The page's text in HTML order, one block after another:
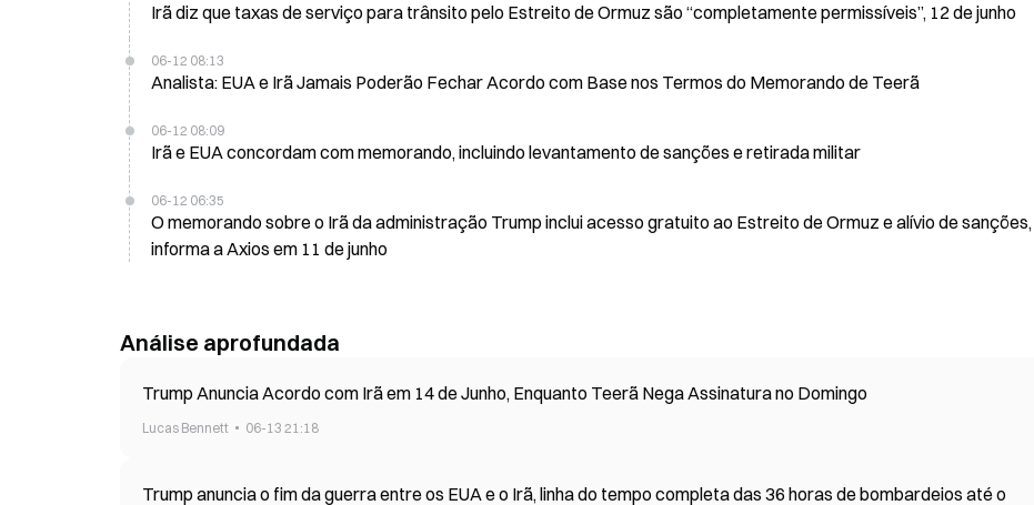
Irã diz que taxas de serviço para trânsito pelo Estreito de Ormuz são “completamente permissíveis”, 12 de junho
06-12 08:13
Analista: EUA e Irã Jamais Poderão Fechar Acordo com Base nos Termos do Memorando de Teerã
06-12 08:09
Irã e EUA concordam com memorando, incluindo levantamento de sanções e retirada militar
06-12 06:35
O memorando sobre o Irã da administração Trump inclui acesso gratuito ao Estreito de Ormuz e alívio de sanções,
informa a Axios em 11 de junho
Análise aprofundada
Trump Anuncia Acordo com Irã em 14 de Junho, Enquanto Teerã Nega Assinatura no Domingo
Lucas Bennett 06-13 21:18
Trump anuncia o fim da guerra entre os EUA e o Irã, linha do tempo completa das 36 horas de bombardeios até o